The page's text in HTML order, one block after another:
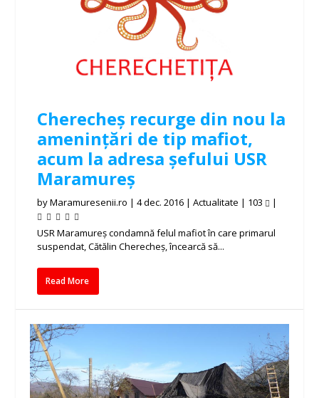
Cherecheș recurge din nou la
amenințări de tip mafiot,
acum la adresa șefului USR
Maramureș
byMaramuresenii.ro |4 dec. 2016 |Actualitate | 103 |
USR Maramureş condamnă felul mafiot în care primarul
suspendat, Cătălin Cherecheş, încearcă să...
Read More